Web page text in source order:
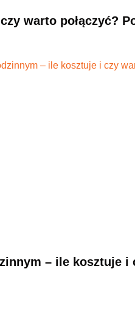
warto połączyć?
– ile kosztuje i